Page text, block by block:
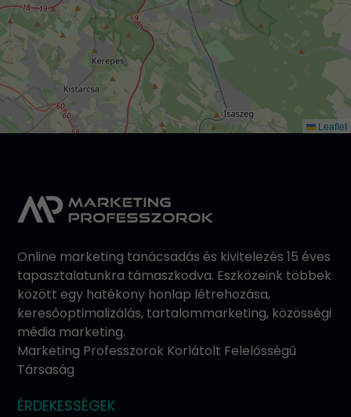
Leaflet
Online marketing tanácsadás és kivitelezés 15 éves
tapasztalatunkra támaszkodva. Eszközeink többek
között egy hatékony honlap létrehozása,
keresőoptimalizálás, tartalommarketing, közösségi
média marketing.
Marketing Professzorok Korlátolt Felelősségű
Társaság
ÉRDEKESSÉGEK